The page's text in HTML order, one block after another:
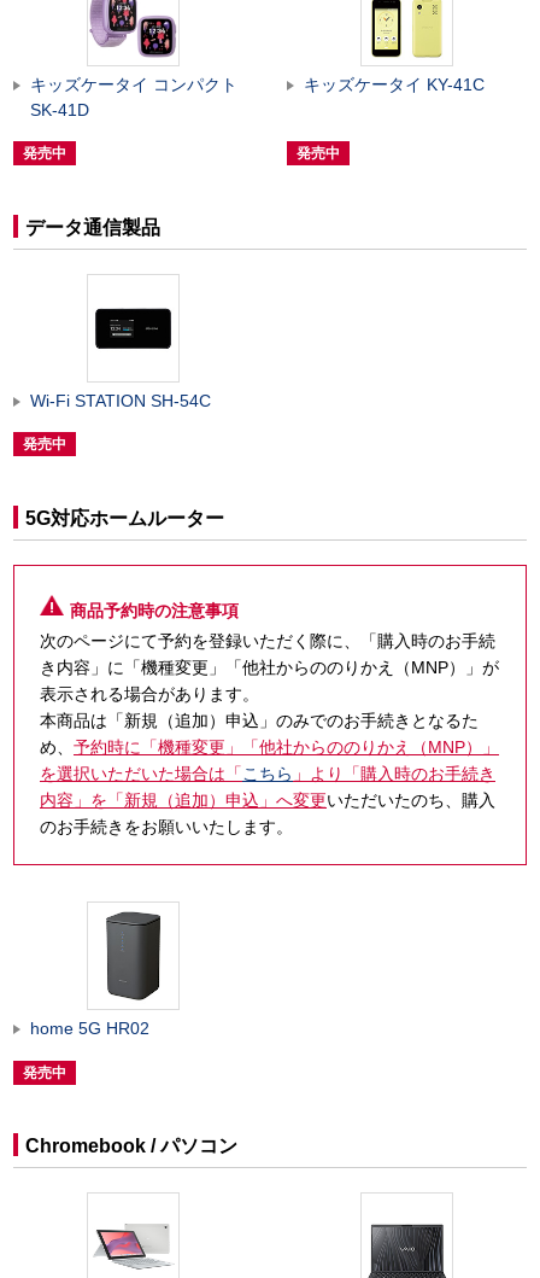
キッズケータイ コンパクト
SK-41D
発売中
キッズケータイ KY-41C
発売中
データ通信製品
Wi-Fi STATION SH-54C
発売中
5G対応ホームルーター
商品予約時の注意事項
次のページにて予約を登録いただく際に、「購入時のお手続
き内容」に「機種変更」「他社からののりかえ（MNP）」が
表示される場合があります。
本商品は「新規（追加）申込」のみでのお手続きとなるた
め、 予約時に「機種変更」「他社からののりかえ（MNP）」
を選択いただいた場合は「 こちら 」より「購入時のお手続き
内容」を「新規（追加）申込」へ変更いただいたのち、購入
のお手続きをお願いいたします。
home 5G HR02
発売中
Chromebook / パソコン